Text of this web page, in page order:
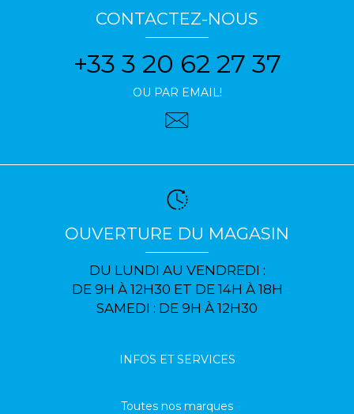
CONTACTEZ-NOUS
+33 3 20 62 27 37
OU PAR EMAIL!
OUVERTURE DU MAGASIN
DU LUNDI AU VENDREDI :
DE 9H À 12H30 ET DE 14H À 18H
SAMEDI : DE 9H À 12H30
INFOS ET SERVICES
Toutes nos marques